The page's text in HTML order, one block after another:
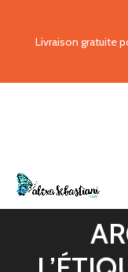
Livraison gratuite